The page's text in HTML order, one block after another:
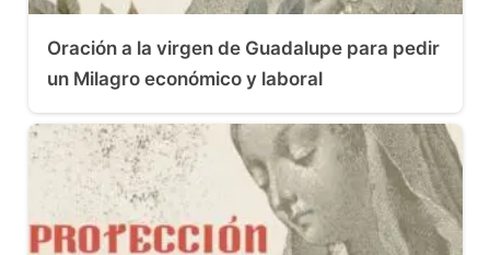
Oración a la virgen de Guadalupe para pedir
un Milagro económico y laboral